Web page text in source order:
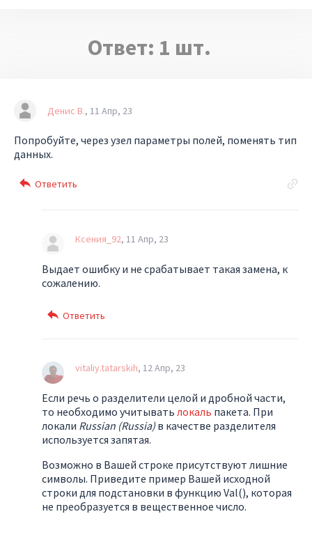
Ответ: 1 шт.
Денис В. 11 Апр, 23
Попробуйте, через узел параметры полей, поменять тип
данных.
Ксения_92 11 Апр, 23
Выдает ошибку и не срабатывает такая замена, к
сожалению.
vitaliy.tatarskih 12 Апр, 23
Если речь о разделители целой и дробной части,
то необходимо учитывать локаль пакета. При
локали Russian (Russia) в качестве разделителя
используется запятая.
Возможно в Вашей строке присутствуют лишние
символы. Приведите пример Вашей исходной
строки для подстановки в функцию Val(), которая
не преобразуется в вещественное число.